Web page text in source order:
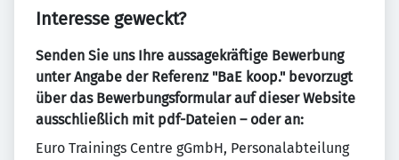
Interesse geweckt?
Senden Sie uns Ihre aussagekräftige Bewerbung
unter Angabe der Referenz "BaE koop." bevorzugt
über das Bewerbungsformular auf dieser Website
ausschließlich mit pdf-Dateien – oder an:
Euro Trainings Centre gGmbH, Personalabteilung